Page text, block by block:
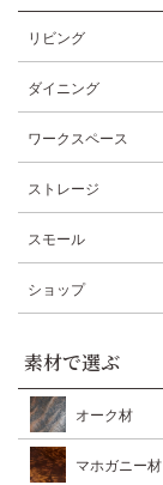
リビング
ダイニング
ワークスペース
ストレージ
スモール
ショップ
素材で選ぶ
オーク材
マホガニー材